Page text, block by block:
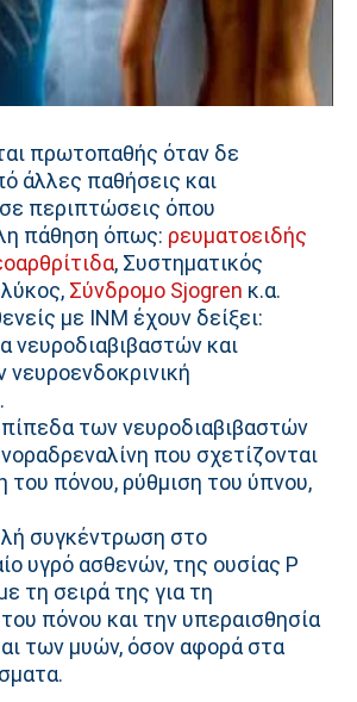
πρωτοπαθής όταν δε
άλλες παθήσεις και
περιπτώσεις όπου
πάθηση όπως: ρευματοειδής
, Συστηματικός
Σύνδρομο Sjogren κ.α.
με ΙΝΜ έχουν δείξει:
νευροδιαβιβαστών και
των νευροδιαβιβαστών
που σχετίζονται
του πόνου, ρύθμιση του ύπνου,
συγκέντρωση στο
υγρό ασθενών, της ουσίας Ρ
τη σειρά της για τη
πόνου και την υπεραισθησία
των μυών, όσον αφορά στα